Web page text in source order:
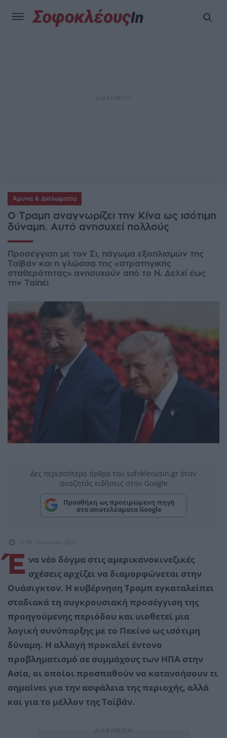
Άμυνα & Διπλωματία
Ο Τραμπ αναγνωρίζει την Κίνα ως ισότιμη
δύναμη. Αυτό ανησυχεί πολλούς
Προσέγγιση με τον Σι, πάγωμα εξοπλισμών της
Ταϊβάν και η γλώσσα της «στρατηγικής
σταθερότητας» ανησυχούν από το Ν. Δελχί έως
την Ταϊπέι
Δες περισσότερα άρθρα του sofokleousin.gr όταν
αναζητάς ειδήσεις στην Google
Προσθήκη ως προτιμώμενη πηγή
στα αποτελέσματα Google
12:18, 10 Ιουνίου 2026
Έ να νέο δόγμα στις αμερικανοκινεζικές
σχέσεις αρχίζει να διαμορφώνεται στην
Ουάσιγκτον. Η κυβέρνηση Τραμπ εγκαταλείπει
σταδιακά τη συγκρουσιακή προσέγγιση της
προηγούμενης περιόδου και υιοθετεί μια
λογική συνύπαρξης με το Πεκίνο ως ισότιμη
δύναμη. Η αλλαγή προκαλεί έντονο
προβληματισμό σε συμμάχους των ΗΠΑ στην
Ασία, οι οποίοι προσπαθούν να κατανοήσουν τι
σημαίνει για την ασφάλεια της περιοχής, αλλά
και για το μέλλον της Ταϊβάν.